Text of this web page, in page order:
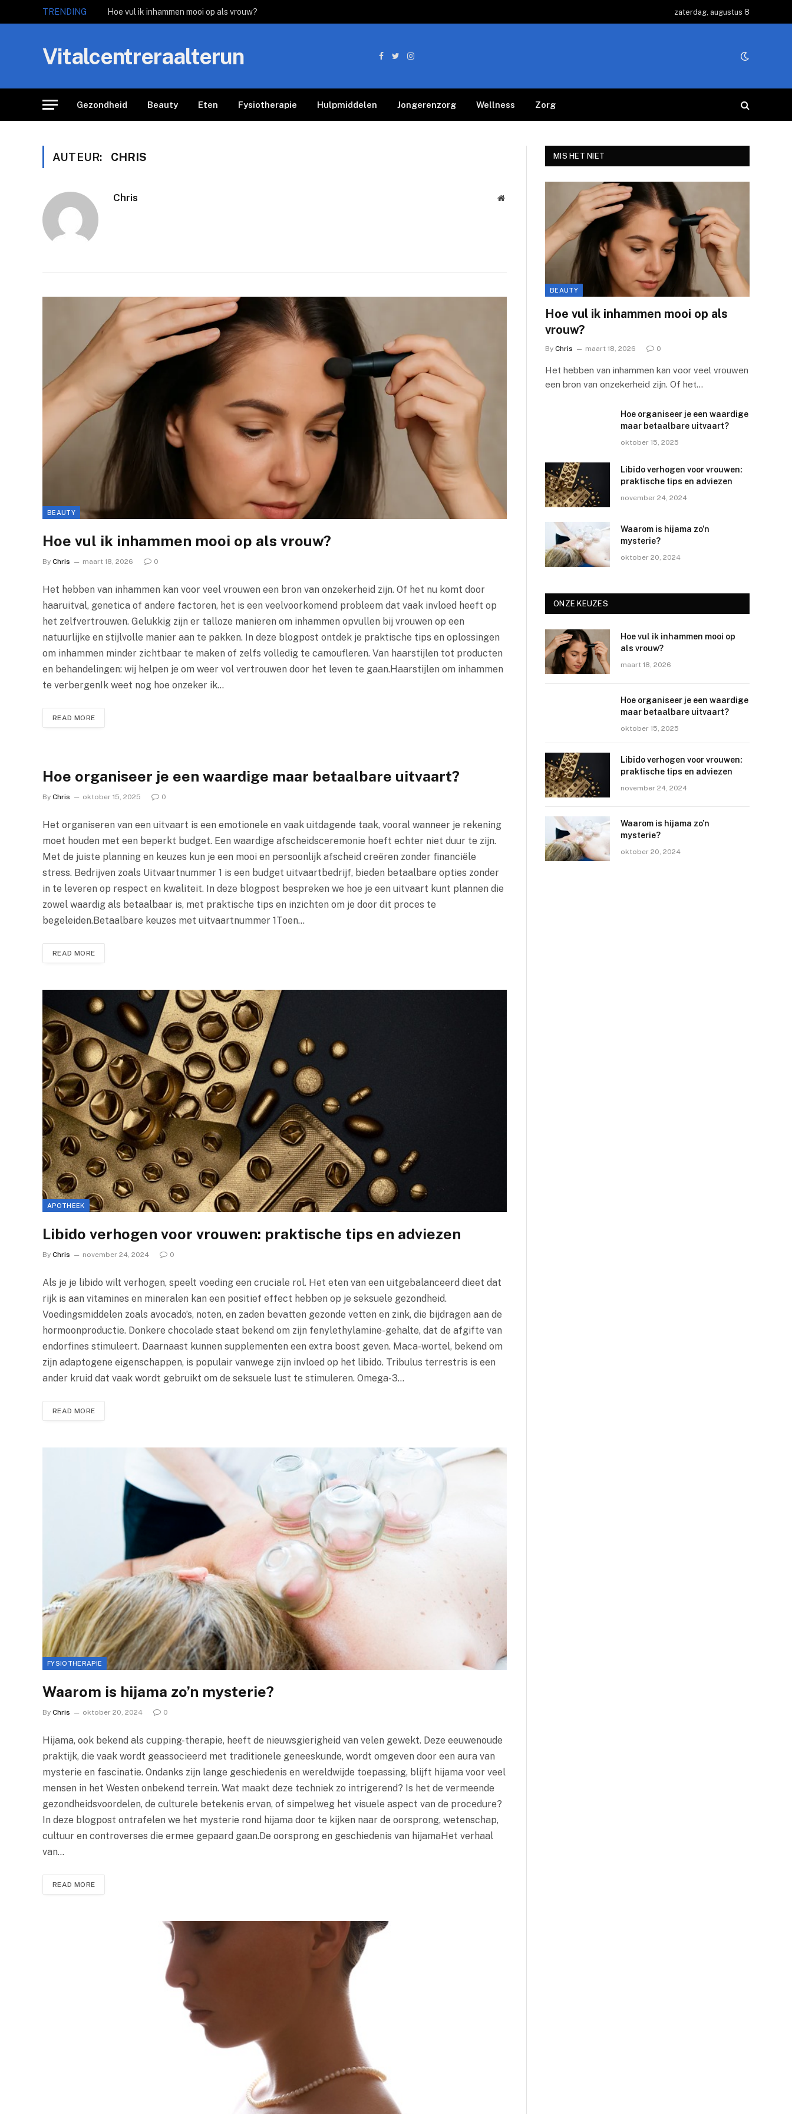
TRENDING Hoe vul ik inhammen mooi op als vrouw? zaterdag, augustus 8
Vitalcentreraalterun Facebook
TwitterInstagram
Gezondheid Beauty Eten Fysiotherapie Hulpmiddelen Jongerenzorg Wellness Zorg
AUTEUR: CHRIS
Chris Website
BEAUTY
Hoe vul ik inhammen mooi op als vrouw?
By Chris maart 18, 2026 0
Het hebben van inhammen kan voor veel vrouwen een bron van onzekerheid zijn. Of het nu komt door
haaruitval, genetica of andere factoren, het is een veelvoorkomend probleem dat vaak invloed heeft op
het zelfvertrouwen. Gelukkig zijn er talloze manieren om inhammen opvullen bij vrouwen op een
natuurlijke en stijlvolle manier aan te pakken. In deze blogpost ontdek je praktische tips en oplossingen
om inhammen minder zichtbaar te maken of zelfs volledig te camoufleren. Van haarstijlen tot producten
en behandelingen: wij helpen je om weer vol vertrouwen door het leven te gaan.Haarstijlen om inhammen
te verbergenIk weet nog hoe onzeker ik…
READ MORE
Hoe organiseer je een waardige maar betaalbare uitvaart?
By Chris oktober 15, 2025 0
Het organiseren van een uitvaart is een emotionele en vaak uitdagende taak, vooral wanneer je rekening
moet houden met een beperkt budget. Een waardige afscheidsceremonie hoeft echter niet duur te zijn.
Met de juiste planning en keuzes kun je een mooi en persoonlijk afscheid creëren zonder financiële
stress. Bedrijven zoals Uitvaartnummer 1 is een budget uitvaartbedrijf, bieden betaalbare opties zonder
in te leveren op respect en kwaliteit. In deze blogpost bespreken we hoe je een uitvaart kunt plannen die
zowel waardig als betaalbaar is, met praktische tips en inzichten om je door dit proces te
begeleiden.Betaalbare keuzes met uitvaartnummer 1Toen…
READ MORE
APOTHEEK
Libido verhogen voor vrouwen: praktische tips en adviezen
By Chris november 24, 2024 0
Als je je libido wilt verhogen, speelt voeding een cruciale rol. Het eten van een uitgebalanceerd dieet dat
rijk is aan vitamines en mineralen kan een positief effect hebben op je seksuele gezondheid.
Voedingsmiddelen zoals avocado’s, noten, en zaden bevatten gezonde vetten en zink, die bijdragen aan de
hormoonproductie. Donkere chocolade staat bekend om zijn fenylethylamine-gehalte, dat de afgifte van
endorfines stimuleert. Daarnaast kunnen supplementen een extra boost geven. Maca-wortel, bekend om
zijn adaptogene eigenschappen, is populair vanwege zijn invloed op het libido. Tribulus terrestris is een
ander kruid dat vaak wordt gebruikt om de seksuele lust te stimuleren. Omega-3…
READ MORE
FYSIOTHERAPIE
Waarom is hijama zo’n mysterie?
By Chris oktober 20, 2024 0
Hijama, ook bekend als cupping-therapie, heeft de nieuwsgierigheid van velen gewekt. Deze eeuwenoude
praktijk, die vaak wordt geassocieerd met traditionele geneeskunde, wordt omgeven door een aura van
mysterie en fascinatie. Ondanks zijn lange geschiedenis en wereldwijde toepassing, blijft hijama voor veel
mensen in het Westen onbekend terrein. Wat maakt deze techniek zo intrigerend? Is het de vermeende
gezondheidsvoordelen, de culturele betekenis ervan, of simpelweg het visuele aspect van de procedure?
In deze blogpost ontrafelen we het mysterie rond hijama door te kijken naar de oorsprong, wetenschap,
cultuur en controverses die ermee gepaard gaan.De oorsprong en geschiedenis van hijamaHet verhaal
van…
READ MORE
MIS HET NIET
BEAUTY
Hoe vul ik inhammen mooi op als
vrouw?
By Chris maart 18, 2026 0
Het hebben van inhammen kan voor veel vrouwen
een bron van onzekerheid zijn. Of het…
Hoe organiseer je een waardige
maar betaalbare uitvaart?
oktober 15, 2025
Libido verhogen voor vrouwen:
praktische tips en adviezen
november 24, 2024
Waarom is hijama zo’n
mysterie?
oktober 20, 2024
ONZE KEUZES
Hoe vul ik inhammen mooi op
als vrouw?
maart 18, 2026
Hoe organiseer je een waardige
maar betaalbare uitvaart?
oktober 15, 2025
Libido verhogen voor vrouwen:
praktische tips en adviezen
november 24, 2024
Waarom is hijama zo’n
mysterie?
oktober 20, 2024